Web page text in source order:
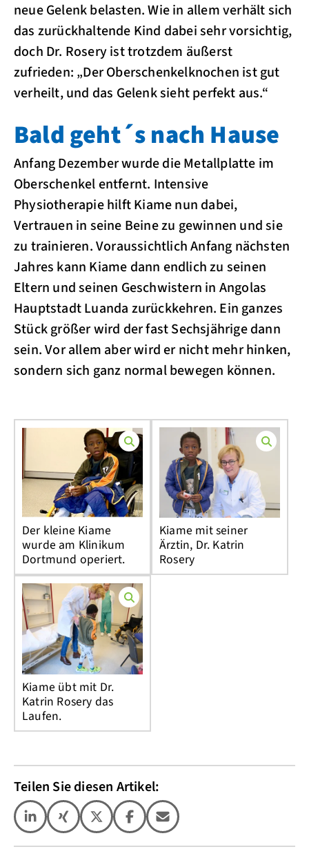
neue Gelenk belasten. Wie in allem verhält sich
das zurückhaltende Kind dabei sehr vorsichtig,
doch Dr. Rosery ist trotzdem äußerst
zufrieden: „Der Oberschenkelknochen ist gut
verheilt, und das Gelenk sieht perfekt aus.“
Bald geht´s nach Hause
Anfang Dezember wurde die Metallplatte im
Oberschenkel entfernt. Intensive
Physiotherapie hilft Kiame nun dabei,
Vertrauen in seine Beine zu gewinnen und sie
zu trainieren. Voraussichtlich Anfang nächsten
Jahres kann Kiame dann endlich zu seinen
Eltern und seinen Geschwistern in Angolas
Hauptstadt Luanda zurückkehren. Ein ganzes
Stück größer wird der fast Sechsjährige dann
sein. Vor allem aber wird er nicht mehr hinken,
sondern sich ganz normal bewegen können.
Der kleine Kiame
wurde am Klinikum
Dortmund operiert.
Kiame mit seiner
Ärztin, Dr. Katrin
Rosery
Kiame übt mit Dr.
Katrin Rosery das
Laufen.
Teilen Sie diesen Artikel: